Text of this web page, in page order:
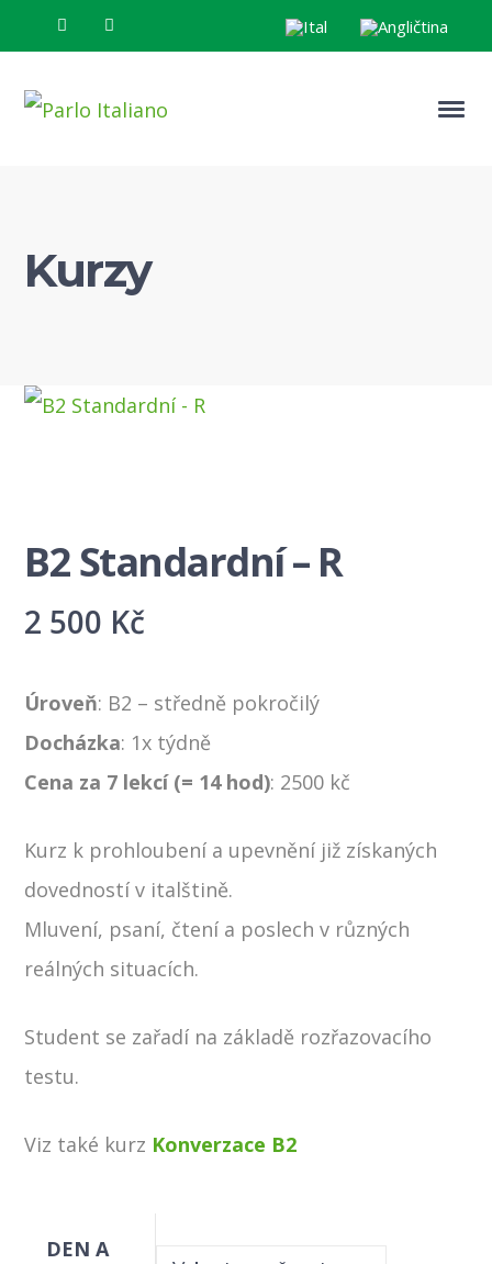
Kurzy
B2 Standardní – R
2 500 Kč
Úroveň: B2 – středně pokročilý
Docházka: 1x týdně
Cena za 7 lekcí (= 14 hod): 2500 kč
Kurz k prohloubení a upevnění již získaných
dovedností v italštině.
Mluvení, psaní, čtení a poslech v různých
reálných situacích.
Student se zařadí na základě rozřazovacího
testu.
Viz také kurz Konverzace B2
DEN A